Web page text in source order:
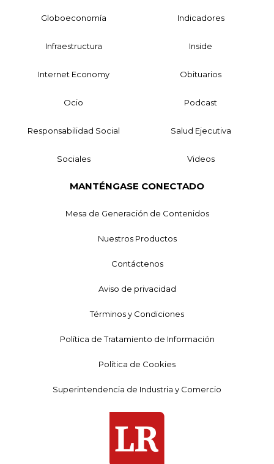
Globoeconomía Indicadores
Infraestructura Inside
Internet Economy Obituarios
Ocio Podcast
Responsabilidad Social Salud Ejecutiva
Sociales Videos
MANTÉNGASE CONECTADO
Mesa de Generación de Contenidos
Nuestros Productos
Contáctenos
Aviso de privacidad
Términos y Condiciones
Política de Tratamiento de Información
Política de Cookies
Superintendencia de Industria y Comercio